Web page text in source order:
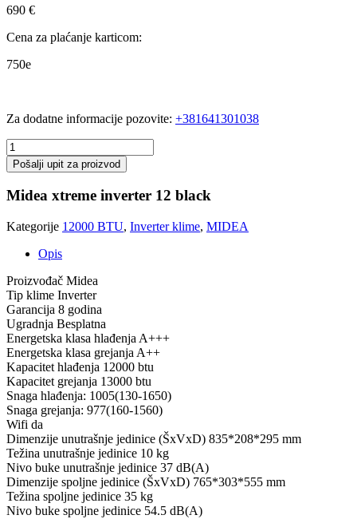
690 €
Cena za plaćanje karticom:
750e
Za dodatne informacije pozovite: +381641301038
Midea
xtreme
inverter
12
black
Pošalji upit za proizvod
Midea xtreme inverter 12 black
Kategorije 12000 BTU, Inverter klime, MIDEA
Opis
Proizvođač Midea
Tip klime Inverter
Garancija 8 godina
Ugradnja Besplatna
Energetska klasa hlađenja A+++
Energetska klasa grejanja A++
Kapacitet hlađenja 12000 btu
Kapacitet grejanja 13000 btu
Snaga hlađenja: 1005(130-1650)
Snaga grejanja: 977(160-1560)
Wifi da
Dimenzije unutrašnje jedinice (ŠxVxD) 835*208*295 mm
Težina unutrašnje jedinice 10 kg
Nivo buke unutrašnje jedinice 37 dB(A)
Dimenzije spoljne jedinice (ŠxVxD) 765*303*555 mm
Težina spoljne jedinice 35 kg
Nivo buke spoljne jedinice 54.5 dB(A)